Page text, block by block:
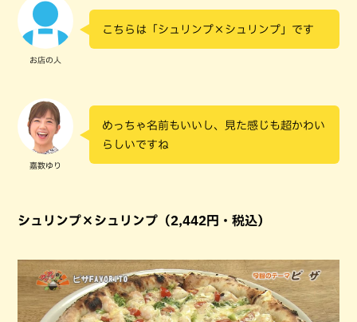
お店の人
こちらは「シュリンプ×シュリンプ」です
嘉数ゆり
めっちゃ名前もいいし、見た感じも超かわい
らしいですね
シュリンプ×シュリンプ（2,442円・税込）